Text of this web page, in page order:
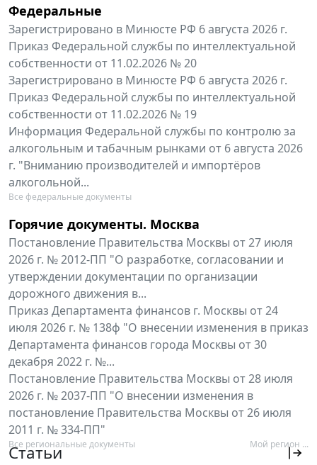
Федеральные
Зарегистрировано в Минюсте РФ 6 августа 2026 г.
Приказ Федеральной службы по интеллектуальной
собственности от 11.02.2026 № 20
Зарегистрировано в Минюсте РФ 6 августа 2026 г.
Приказ Федеральной службы по интеллектуальной
собственности от 11.02.2026 № 19
Информация Федеральной службы по контролю за
алкогольным и табачным рынками от 6 августа 2026
г. "Вниманию производителей и импортёров
алкогольной...
Все федеральные документы
Горячие документы. Москва
Постановление Правительства Москвы от 27 июля
2026 г. № 2012-ПП "О разработке, согласовании и
утверждении документации по организации
дорожного движения в...
Приказ Департамента финансов г. Москвы от 24
июля 2026 г. № 138ф "О внесении изменения в приказ
Департамента финансов города Москвы от 30
декабря 2022 г. №...
Постановление Правительства Москвы от 28 июля
2026 г. № 2037-ПП "О внесении изменения в
постановление Правительства Москвы от 26 июля
2011 г. № 334-ПП"
Все региональные документы Мой регион ...
Статьи